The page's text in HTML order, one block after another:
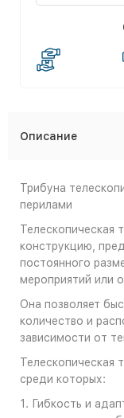
Описание
Трибуна
перилами
Телескопическая
конструкцию,
постоянного
мероприятий или
Она позволяет
количество и
зависимости от
Телескопическая
среди которых:
1. Гибкость и